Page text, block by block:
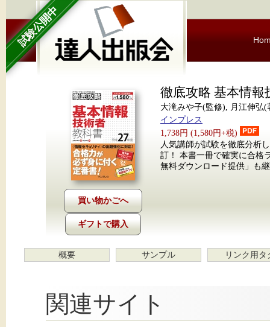
試験公開中
ギフトで購入
徹底攻略 基本情報
大滝みや子(監修), 月江伸弘(
インプレス
1,738円 (1,580円+税)
人気講師が試験を徹底分析
訂！ 本書一冊で確実に合格
無料ダウンロード提供」も
概要 サンプル リンク用タ
関連サイト